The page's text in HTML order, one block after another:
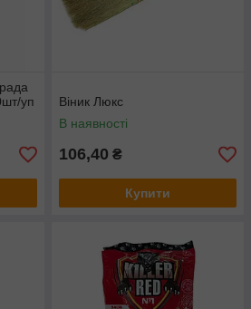
уп
Віник Люкс
В наявності
106,40 ₴
Купити